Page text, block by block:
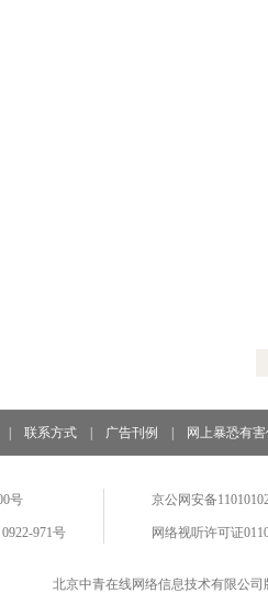
联系方式 广告刊例 网上暴恐有
号
971号
京公网安备
网络视听许可证
北京中青在线网络信息技术有限公